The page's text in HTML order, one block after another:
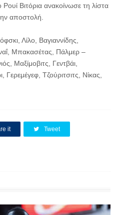
Βιτόρια ανακοίνωσε τη λίστα
αποστολή.
Λίλο, Βαγιαννίδης,
Μπακασέτας, Πάλμερ –
Μαξίμοβιτς, Γεντβάι,
Γερεμέγεφ, Τζούριτσιτς, Νίκας,
it Tweet